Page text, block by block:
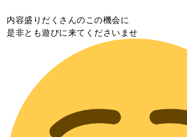
内容盛りだくさんのこの機会に
是非とも遊びに来てくださいませ